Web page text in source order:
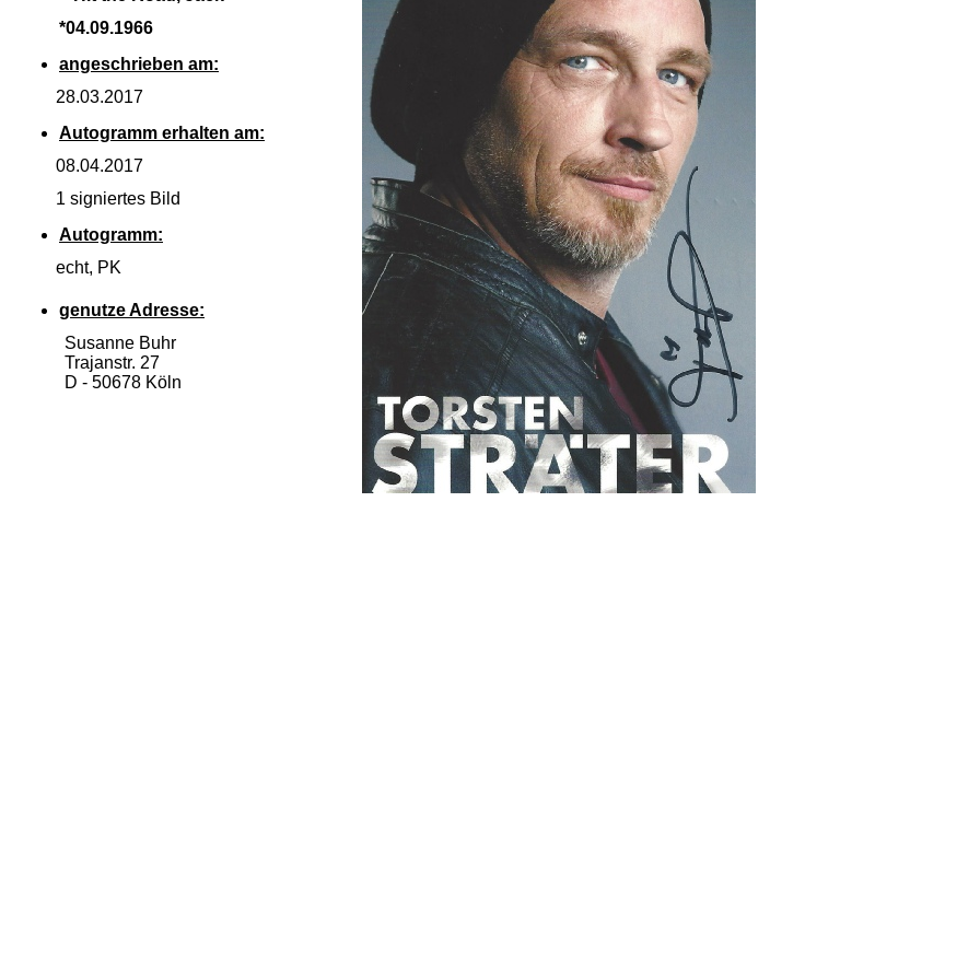
*04.09.1966
angeschrieben am:
28.03.2017
Autogramm erhalten am:
08.04.2017
1 signiertes Bild
Autogramm:
echt, PK
genutze Adresse:
Susanne Buhr
Trajanstr. 27
D - 50678 Köln